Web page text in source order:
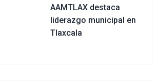
AAMTLAX destaca
liderazgo municipal en
Tlaxcala